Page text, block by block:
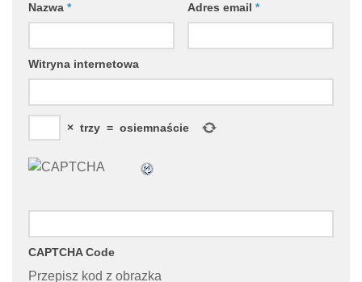
Nazwa * Adres email *
Witryna internetowa
× trzy = osiemnaście
CAPTCHA Code
Przepisz kod z obrazka